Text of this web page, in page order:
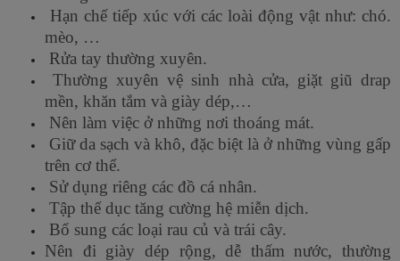
Hạn chế tiếp xúc với các loài động vật như: chó.
mèo, …
Rửa tay thường xuyên.
Thường xuyên vệ sinh nhà cửa, giặt giũ drap
mền, khăn tắm và giày dép,…
Nên làm việc ở những nơi thoáng mát.
Giữ da sạch và khô, đặc biệt là ở những vùng gấp
trên cơ thể.
Sử dụng riêng các đồ cá nhân.
Tập thể dục tăng cường hệ miễn dịch.
Bổ sung các loại rau củ và trái cây.
Nên đi giày dép rộng, dễ thấm nước, thường